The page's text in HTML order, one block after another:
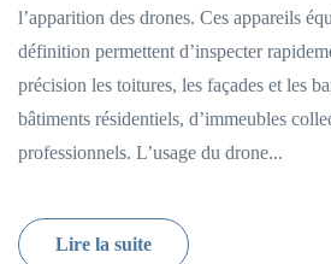
l’apparition des drones. Ces appareils
définition permettent d’inspecter
précision les toitures, les façades et les
bâtiments résidentiels, d’immeubles
professionnels. L’usage du drone...
Lire la suite